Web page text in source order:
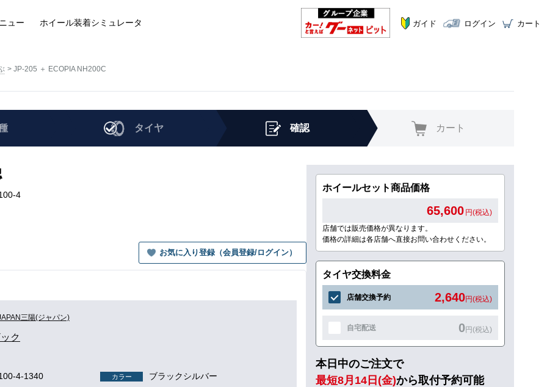
ュー ホイール装着シミュレータ ガイド ログイン カート
JP-205 ＋ ECOPIA NH200C
タイヤ 確認 カート
4
お気に入り登録（会員登録/ログイン）
三陽(ジャパン)
ク
4-1340 カラー ブラックシルバー
ホイールセット商品価格
65,600 円(税込)
店舗では販売価格が異なります。
価格の詳細は各店舗へ直接お問い合わせください。
タイヤ交換料金
店舗交換予約 2,640円(税込)
自宅配送 0円(税込)
本日中のご注文で
最短8月14日(金)から取付予約可能